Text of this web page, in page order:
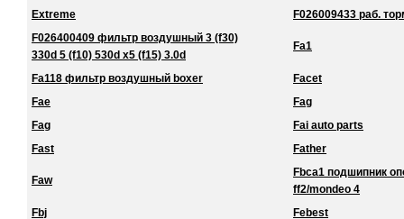
Extreme
F026009433 раб.
F026400409 фильтр воздушный 3 (f30)
330d 5 (f10) 530d x5 (f15) 3.0d
Fa1
Fa118 фильтр воздушный boxer
Facet
Fae
Fag
Fag
Fai auto parts
Fast
Father
Faw
Fbca1 подшипник
ff2/mondeo 4
Fbj
Febest